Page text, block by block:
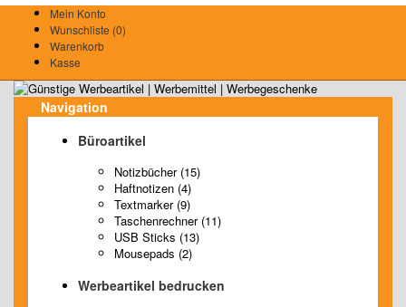
Mein Konto
Wunschliste (0)
Warenkorb
Kasse
Navigation
Büroartikel
Notizbücher (15)
Haftnotizen (4)
Textmarker (9)
Taschenrechner (11)
USB Sticks (13)
Mousepads (2)
Werbeartikel bedrucken